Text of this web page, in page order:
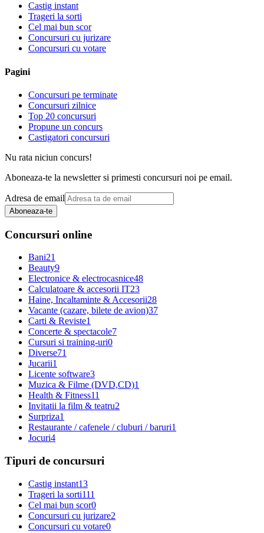
Castig instant
Trageri la sorti
Cel mai bun scor
Concursuri cu jurizare
Concursuri cu votare
Pagini
Concursuri pe terminate
Concursuri zilnice
Top 20 concursuri
Propune un concurs
Castigatori concursuri
Nu rata niciun concurs!
Aboneaza-te la newsletter si primesti concursuri noi pe email.
Adresa de email
Aboneaza-te
Concursuri online
Bani21
Beauty9
Electronice & electrocasnice48
Calculatoare & accesorii IT23
Haine, Incaltaminte & Accesorii28
Vacante (cazare, bilete de avion)37
Carti & Reviste1
Concerte & spectacole7
Cursuri si training-uri0
Diverse71
Jucarii1
Licente software3
Muzica & Filme (DVD,CD)1
Health & Fitness11
Invitatii la film & teatru2
Surpriza1
Restaurante / cafenele / cluburi / baruri1
Jocuri4
Tipuri de concursuri
Castig instant13
Trageri la sorti111
Cel mai bun scor0
Concursuri cu jurizare2
Concursuri cu votare0